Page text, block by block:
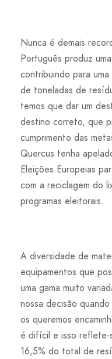
Nunca é demais
Português produz
contribuindo para
de toneladas de
temos que dar um
destino correto, que
cumprimento das
Quercus tenha
Eleições Europeias
com a reciclagem do
programas eleitorais.
A diversidade de
equipamentos que
uma gama muito
nossa decisão
os queremos
é difícil e isso reflete-
16,5% do total de